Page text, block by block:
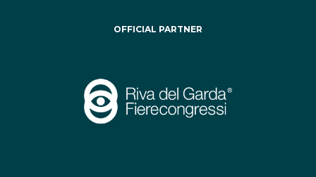
OFFICIAL PARTNER